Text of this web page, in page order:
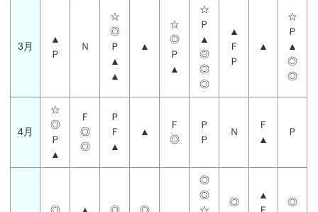
3月
▲
Ｐ
Ｎ
☆
◎
Ｐ
▲
▲
▲
☆
◎
Ｐ
▲
☆
Ｐ
▲
◎
◎
◎
▲
Ｆ
Ｐ
▲
☆
Ｐ
▲
◎
◎
4月
☆
◎
Ｐ
▲
Ｆ
◎
◎
Ｐ
Ｆ
▲
▲
Ｆ
◎
Ｐ
Ｐ
Ｎ
Ｆ
▲
Ｐ
◎
◎
◎
▲
◎